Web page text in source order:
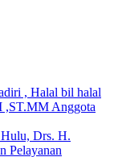
, Halal bil halal
,ST.MM Anggota
Hulu, Drs. H.
Pelayanan